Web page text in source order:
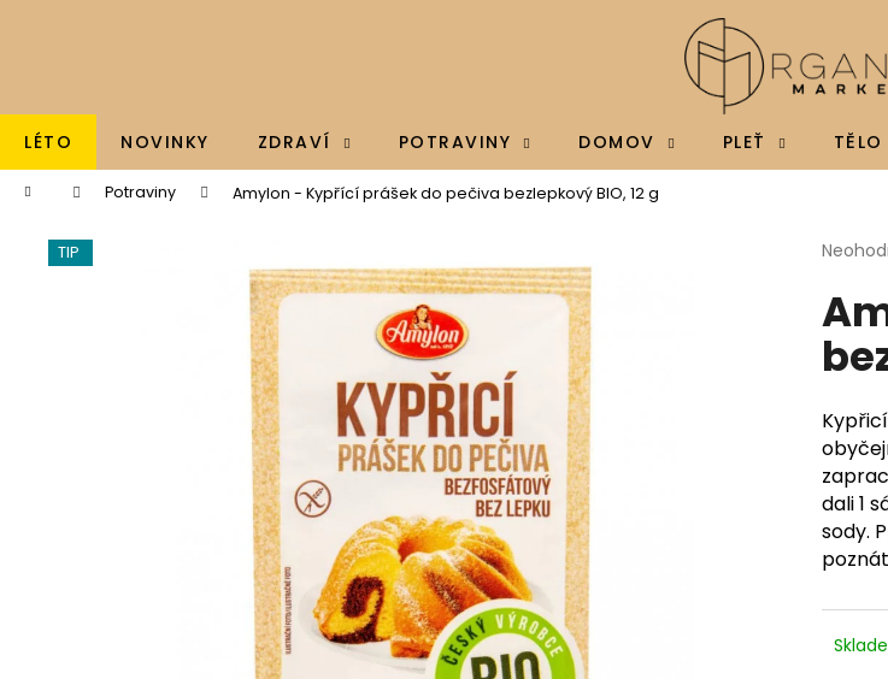
LÉTO NOVINKY ZDRAVÍ POTRAVINY DOMOV PLEŤ TĚLO
Domů Potraviny Amylon - Kypřící prášek do pečiva bezlepkový BIO, 12 g
produktu
je
0,0
dali 1
sody.
TIP
í
obchodu
obchodu
Co potřebujete najít?
BRAINMAX - OMEGA 3, OLEJ Z TRESČÍCH
JATER, CITRÓN, 240 ML
BRAINMAX MAGTEIN®, HOŘČÍK L-
TREONÁT, 90 ROSTLINNÝCH KAPSLÍ
999 Kč
Původně: